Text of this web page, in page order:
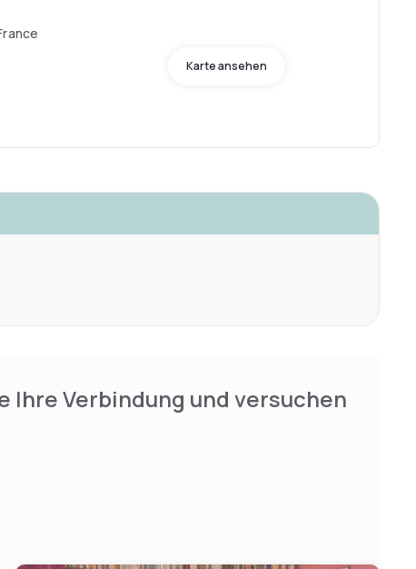
Karte ansehen
Ihre Verbindung und versuchen